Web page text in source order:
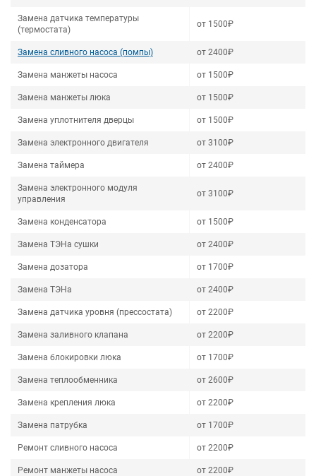
Замена датчика температуры
(термостата)
от 1500₽
Замена сливного насоса (помпы) от 2400₽
Замена манжеты насоса от 1500₽
Замена манжеты люка от 1500₽
Замена уплотнителя дверцы от 1500₽
Замена электронного двигателя от 3100₽
Замена таймера от 2400₽
Замена электронного модуля
управления
от 3100₽
Замена конденсатора от 1500₽
Замена ТЭНа сушки от 2400₽
Замена дозатора от 1700₽
Замена ТЭНа от 2400₽
Замена датчика уровня (прессостата) от 2200₽
Замена заливного клапана от 2200₽
Замена блокировки люка от 1700₽
Замена теплообменника от 2600₽
Замена крепления люка от 2200₽
Замена патрубка от 1700₽
Ремонт сливного насоса от 2200₽
Ремонт манжеты насоса от 2200₽